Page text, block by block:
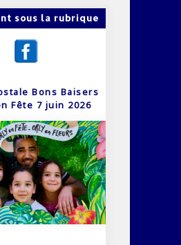
sous la rubrique
Bons Baisers
Fête 7 juin 2026